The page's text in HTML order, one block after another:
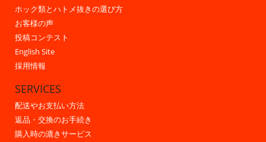
ホック類とハトメ抜きの選び方
お客様の声
投稿コンテスト
English Site
採用情報
SERVICES
配送やお支払い方法
返品・交換のお手続き
購入時の漉きサービス